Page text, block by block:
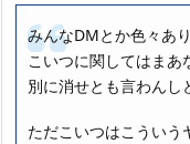
みんなDMとか色々あ
こいつに関してはまあ
別に消せとも言わんし
ただこいつはこういう